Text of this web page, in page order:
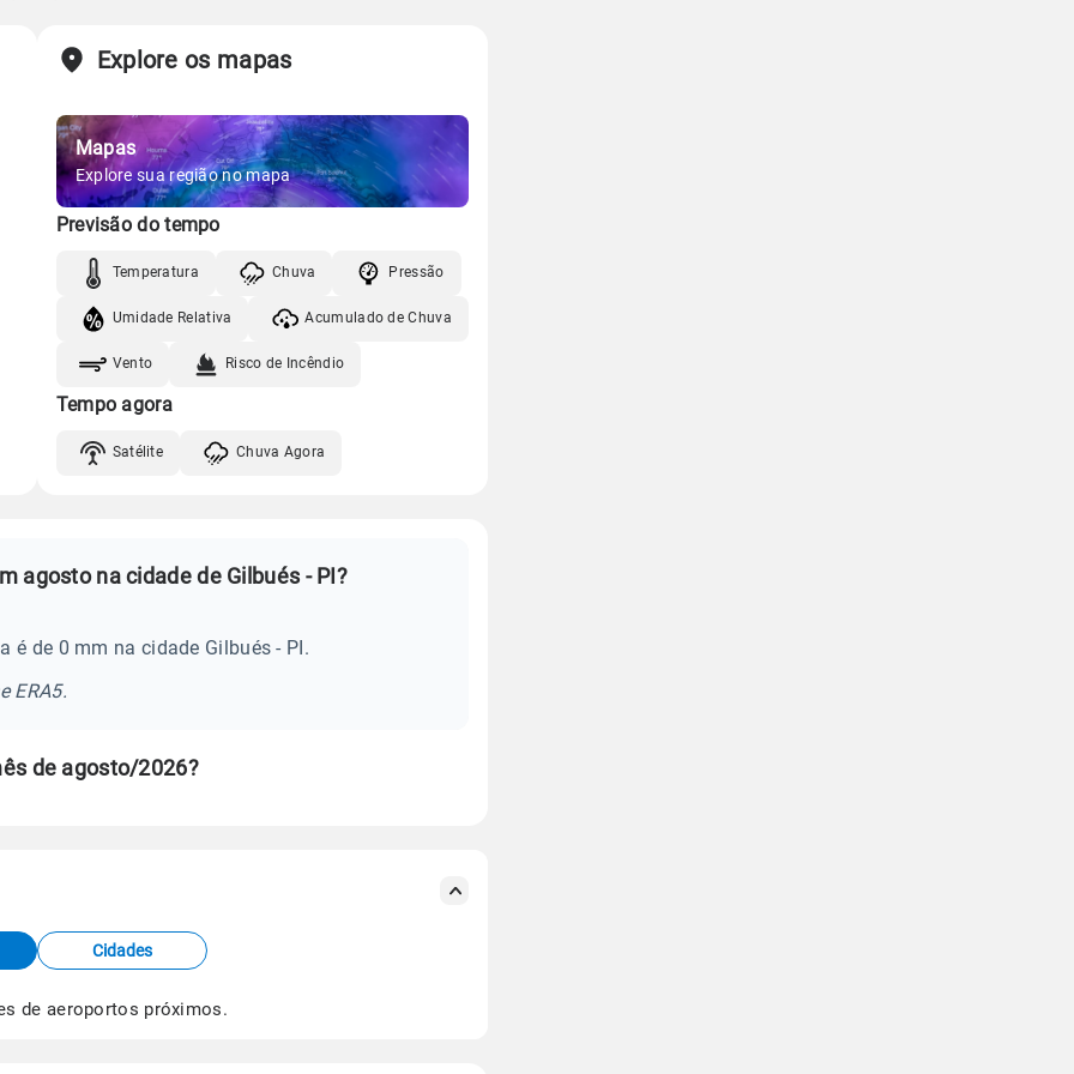
Vento Umidade
06:13h às 17:59h
Nova
Gráfico
Vento Umidade
Explore os mapas
Mapas
Explore sua região no mapa
Previsão do tempo
Temperatura Chuva Pressão
Umidade Relativa Acumulado de Chuva
Vento Risco de Incêndio
Tempo agora
Satélite Chuva Agora
agosto na cidade de Gilbués - PI?
é de 0 mm na cidade Gilbués - PI.
ERA5.
de agosto/2026?
Cidades
de aeroportos próximos.